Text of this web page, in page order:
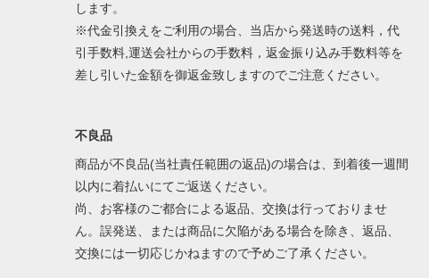
します。
※代金引換えをご利用の場合、当店から発送時の送料，代
引手数料,運送会社からの手数料，返金振り込み手数料等を
差し引いた金額を御返金致しますのでご注意ください。
不良品
商品が不良品(当社責任範囲の返品)の場合は、到着後一週間
以内に着払いにてご返送ください。
尚、お客様のご都合による返品、交換は行っておりませ
ん。誤発送、または商品に欠陥がある場合を除き、返品、
交換には一切応じかねますので予めご了承ください。